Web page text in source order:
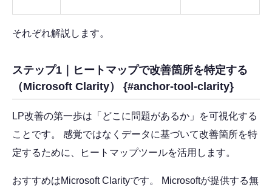
それぞれ解説します。
ステップ1｜ヒートマップで改善箇所を特定する
（Microsoft Clarity） {#anchor-tool-clarity}
LP改善の第一歩は「どこに問題があるか」を可視化する
ことです。 感覚ではなくデータに基づいて改善箇所を特
定するために、ヒートマップツールを活用します。
おすすめはMicrosoft Clarityです。 Microsoftが提供する無